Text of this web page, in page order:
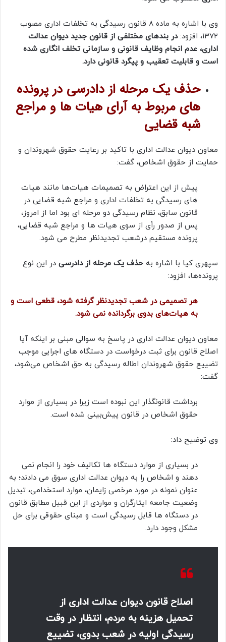
وی با اشاره به ماده ۸ قانون رسیدگی به تخلفات اداری مصوب
۱۳۷۲، افزود:
در بندهای مختلفی از قانون جدید دیوان عدالت
اداری، عدم انجام وظایف قانونی و سازمانی تخلف انگاری شده
است و قابلیت تعقیب و پیگرد قانونی دارد.
حذف یک مرحله از دادرسی در پرونده
های مربوط به آرای هیات ها و مراجع
شبه قضایی
معاون دیوان عدالت اداری با تاکید بر رعایت حقوق شهروندان و
حمایت از حقوق اشخاص، گفت:
پیش از این اعتراض به تصمیمات هیات‌ها مانند هیات
های رسیدگی به تخلفات اداری و مراجع شبه قضایی در
قانون سابق، نظام رسیدگی دو مرحله ای بود اما از امروز،
پس از صدور رأی از سوی هیات ها و مراجع شبه قضایی،
پرونده مستقیم درشعب تجدیدنظر مطرح می شود.
سپهری کیا با اشاره به حذف یک مرحله از دادرسی در این نوع
پرونده‌ها، افزود:
هر تصمیمی در شعب تجدیدنظر گرفته شود، قطعی است و
به هیات‌های بدوی برگردانده نمی شود.
معاون دیوان عدالت اداری در پاسخ به سوالی مبنی بر اینکه آیا
اصلاح قانون برای ثبت درخواست در دستگاه های اجرایی موجب
تضییع حقوق شهروندان اطاله رسیدگی به حق اشخاص می‌شود،
گفت:
برداشت قانونگذار این نبوده است زیرا در بسیاری از موارد
حقوق اشخاص در قانون پیش‌بینی شده است.
وی توضیح داد:
در بسیاری از موارد دستگاه ها تکالیف خود را انجام نمی
دهند و اشخاص را به دیوان عدالت اداری سوق می دادند؛ به
عنوان نمونه در مورد مرخصی زایمان، موارد استخدامی، تبدیل
وضعیت جامعه ایثارگران و مواردی از این قبیل مطابق قانون
در دستگاه ها قابل رسیدگی است و مبنای حقوقی برای حل
مشکل وجود دارد.
اصلاح قانون دیوان عدالت اداری از
تحمیل هزینه به مردم، انتظار در وقت
رسیدگی اولیه در شعب بدوی، تضییع